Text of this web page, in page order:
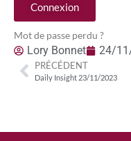
Connexion
Mot de passe perdu ?
Lory Bonnet 24/
PRÉCÉDENT
Daily Insight 23/11/2023